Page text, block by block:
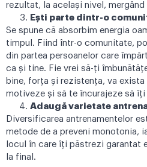
rezultat, la același nivel, mergând
Ești parte dintr-o
Se spune că absorbim energia
timpul. Fiind într-o comunitate,
din partea persoanelor care
ca și tine. Fie vrei să-ți
bine, forța și rezistența, va
motiveze și să te încurajeze să
Adaugă varietate
Diversificarea antrenamentelor
metode de a preveni monotonia,
locul în care îți păstrezi garantat
la final.